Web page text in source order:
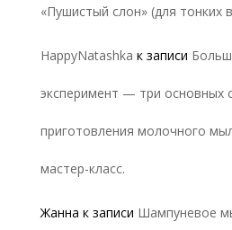
«Пушистый слон» (для тонких
HappyNatashka к записи
эксперимент — три основных
приготовления молочного
мастер-класс.
Жанна к записи Шампуневое